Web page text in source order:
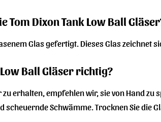
Tom Dixon Tank Low Ball
Glas gefertigt. Dieses Glas zeichnet
Ball Gläser richtig?
erhalten, empfehlen wir, sie von Hand zu
Schwämme. Trocknen Sie die